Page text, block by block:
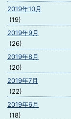
2019年10月
(19)
2019年9月
(26)
2019年8月
(20)
2019年7月
(22)
2019年6月
(18)